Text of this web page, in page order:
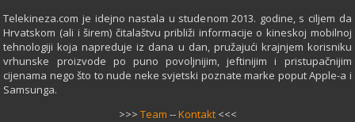
Telekineza.com je idejno nastala u studenom 2013. godine, s ciljem da
Hrvatskom (ali i širem) čitalaštvu približi informacije o kineskoj mobilnoj
tehnologiji koja napreduje iz dana u dan, pružajući krajnjem korisniku
vrhunske proizvode po puno povoljnijim, jeftinijim i pristupačnijim
cijenama nego što to nude neke svjetski poznate marke poput Apple-a i
Samsunga.
>>> Team --Kontakt<<<